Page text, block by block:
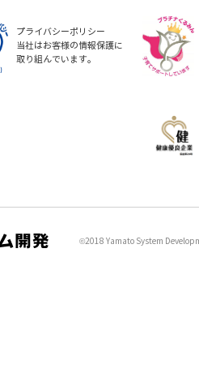
プライバシーポリシー
当社はお客様の情報保護に
取り組んでいます。
©2018 Yamato System